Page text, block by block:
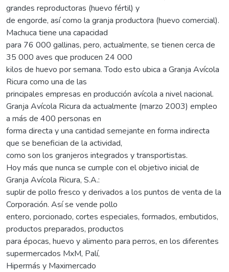
grandes reproductoras (huevo fértil) y
de engorde, así como la granja productora (huevo comercial).
Machuca tiene una capacidad
para 76 000 gallinas, pero, actualmente, se tienen cerca de
35 000 aves que producen 24 000
kilos de huevo por semana. Todo esto ubica a Granja Avícola
Ricura como una de las
principales empresas en producción avícola a nivel nacional.
Granja Avícola Ricura da actualmente (marzo 2003) empleo
a más de 400 personas en
forma directa y una cantidad semejante en forma indirecta
que se benefician de la actividad,
como son los granjeros integrados y transportistas.
Hoy más que nunca se cumple con el objetivo inicial de
Granja Avícola Ricura, S.A.:
suplir de pollo fresco y derivados a los puntos de venta de la
Corporación. Así se vende pollo
entero, porcionado, cortes especiales, formados, embutidos,
productos preparados, productos
para épocas, huevo y alimento para perros, en los diferentes
supermercados MxM, Palí,
Hipermás y Maximercado